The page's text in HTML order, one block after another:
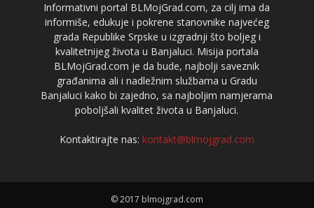
Informativni portal BLMojGrad.com, za cilj ima da
informiše, edukuje i pokrene stanovnike najvećeg
grada Republike Srpske u izgradnji što boljeg i
kvalitetnijeg života u Banjaluci. Misija portala
BLMojGrad.com je da bude, najbolji saveznik
građanima ali i nadležnim službama u Gradu
Banjaluci kako bi zajedno, sa najboljim namjerama
poboljšali kvalitet života u Banjaluci.
Kontaktirajte nas: kontakt@blmojgrad.com
© 2017 blmojgrad.com